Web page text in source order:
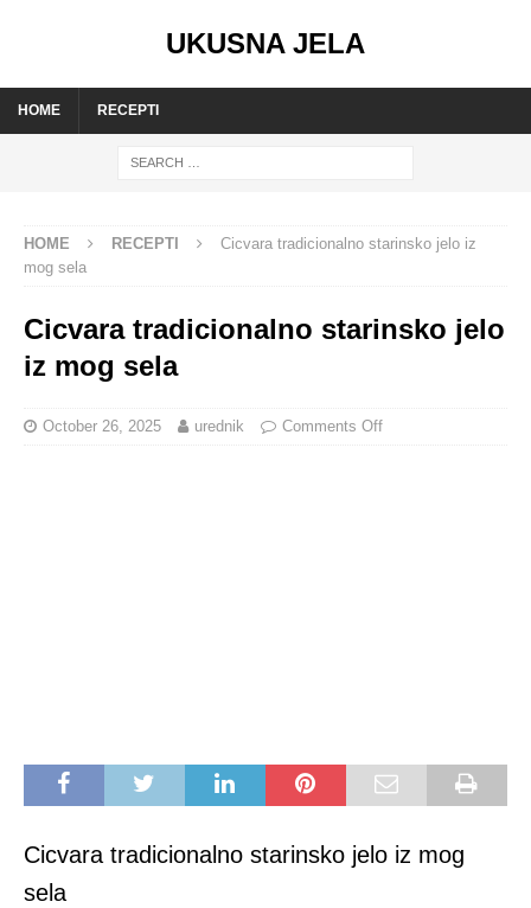
UKUSNA JELA
HOME RECEPTI
HOME RECEPTI
Cicvara tradicionalno starinsko jelo iz
mog sela
Cicvara tradicionalno starinsko jelo
iz mog sela
October 26, 2025 urednik Comments Off
Cicvara tradicionalno starinsko jelo iz mog
sela